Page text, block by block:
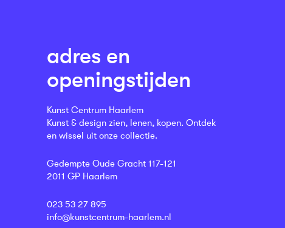
adres en
openingstijden
Kunst Centrum Haarlem
Kunst & design zien, lenen, kopen. Ontdek
en wissel uit onze collectie.
Gedempte Oude Gracht 117-121
2011 GP Haarlem
023 53 27 895
info@kunstcentrum-haarlem.nl